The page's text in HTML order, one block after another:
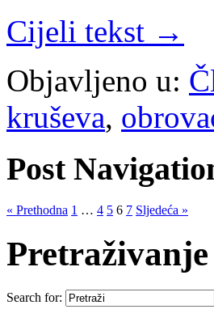
Cijeli tekst →
Objavljeno u:
kruševa,
Post
« Prethodna 1 … 4 5 6 7 Sljedeća »
Pretraživanje
Search for: